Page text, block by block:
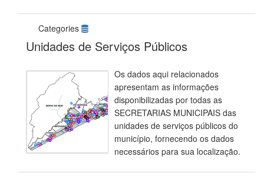
Categories
Unidades de Serviços Públicos
Os dados aqui relacionados
apresentam as informações
disponibilizadas por todas as
SECRETARIAS MUNICIPAIS das
unidades de serviços públicos do
município, fornecendo os dados
necessários para sua localização.